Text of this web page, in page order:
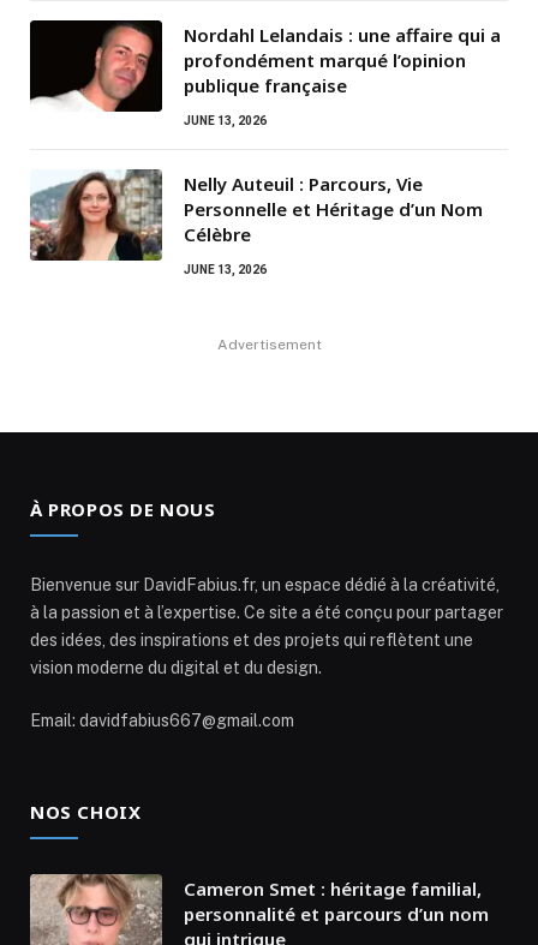
Nordahl Lelandais : une affaire qui a
profondément marqué l’opinion
publique française
JUNE 13, 2026
Nelly Auteuil : Parcours, Vie
Personnelle et Héritage d’un Nom
Célèbre
JUNE 13, 2026
Advertisement
À PROPOS DE NOUS
Bienvenue sur DavidFabius.fr, un espace dédié à la créativité,
à la passion et à l’expertise. Ce site a été conçu pour partager
des idées, des inspirations et des projets qui reflètent une
vision moderne du digital et du design.
Email: davidfabius667@gmail.com
NOS CHOIX
Cameron Smet : héritage familial,
personnalité et parcours d’un nom
qui intrigue